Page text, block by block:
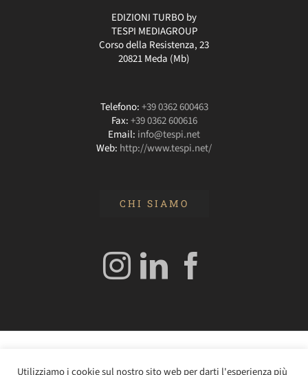
EDIZIONI TURBO by
TESPI MEDIAGROUP
Corso della Resistenza, 23
20821 Meda (Mb)
Telefono:+39 0362 600463
Fax:+39 0362 600616
Email: info@tespi.net
Web: http://www.tespi.net/
CHI SIAMO
Utilizziamo i cookie sul nostro sito web per darti l'esperienza più